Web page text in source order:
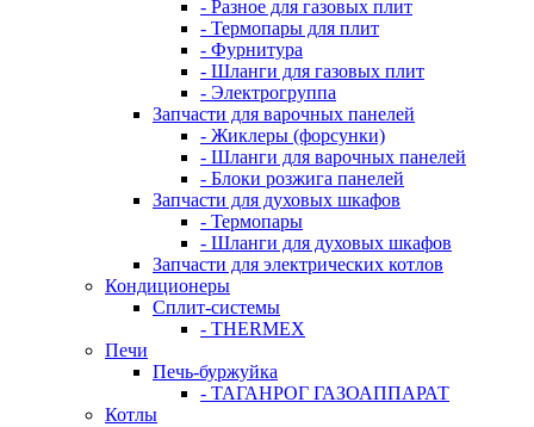
- Разное для газовых плит
- Термопары для плит
- Фурнитура
- Шланги для газовых плит
- Электрогруппа
Запчасти для варочных панелей
- Жиклеры (форсунки)
- Шланги для варочных панелей
- Блоки розжига панелей
Запчасти для духовых шкафов
- Термопары
- Шланги для духовых шкафов
Запчасти для электрических котлов
Кондиционеры
Сплит-системы
- THERMEX
Печи
Печь-буржуйка
- ТАГАНРОГ ГАЗОАППАРАТ
Котлы